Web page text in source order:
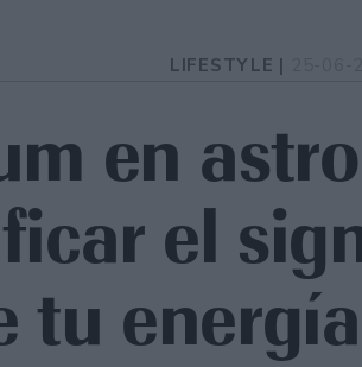
LIFESTYLE |
en
el
tu